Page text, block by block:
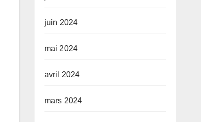
juin 2024
mai 2024
avril 2024
mars 2024